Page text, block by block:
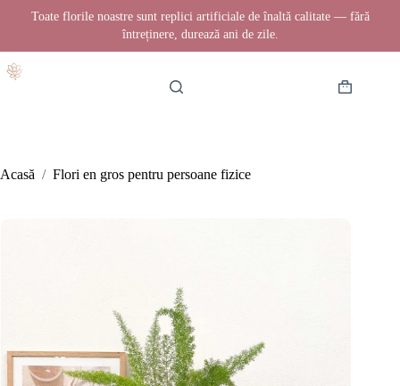
Toate florile noastre sunt replici artificiale de înaltă calitate — fără
întreținere, durează ani de zile.
la
Coș
Acasă / Flori en gros pentru persoane fizice